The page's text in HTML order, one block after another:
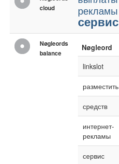
cloud
рекламы
сервис
Nøgleords
balance
Nøgleord
linkslot
разместить
средств
интернет-
рекламы
сервис